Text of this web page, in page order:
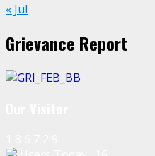
« Jul
Grievance Report